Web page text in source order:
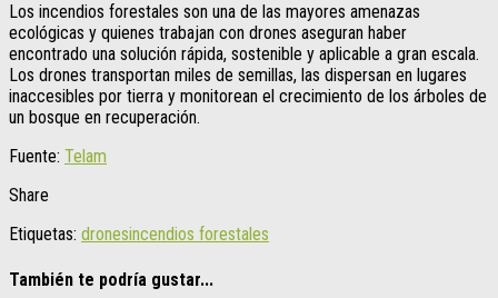
Los incendios forestales son una de las mayores amenazas
ecológicas y quienes trabajan con drones aseguran haber
encontrado una solución rápida, sostenible y aplicable a gran escala.
Los drones transportan miles de semillas, las dispersan en lugares
inaccesibles por tierra y monitorean el crecimiento de los árboles de
un bosque en recuperación.
Fuente: Telam
Share
Etiquetas: dronesincendios forestales
También te podría gustar...